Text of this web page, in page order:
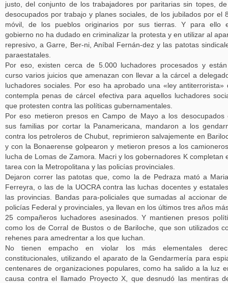
justo, del conjunto de los trabajadores por paritarias sin topes,
desocupados por trabajo y planes sociales, de los jubilados por el
móvil, de los pueblos originarios por sus tierras. Y para ello
gobierno no ha dudado en criminalizar la protesta y en utilizar al
represivo, a Garre, Ber-ni, Aníbal Fernán-dez y las patotas
paraestatales.
Por eso, existen cerca de 5.000 luchadores procesados y
curso varios juicios que amenazan con llevar a la cárcel a
luchadores sociales. Por eso ha aprobado una «ley antiterrorista»
contempla penas de cárcel efectiva para aquellos luchadores
que protesten contra las políticas gubernamentales.
Por eso metieron presos en Campo de Mayo a los desocupados
sus familias por cortar la Panamericana, mandaron a los
contra los petroleros de Chubut, reprimieron salvajemente en
y con la Bonaerense golpearon y metieron presos a los
lucha de Lomas de Zamora. Macri y los gobernadores K completan
tarea con la Metropolitana y las policías provinciales.
Dejaron correr las patotas que, como la de Pedraza mató a
Ferreyra, o las de la UOCRA contra las luchas docentes y
las provincias. Bandas para-policiales que sumadas al accionar
policías Federal y provinciales, ya llevan en los últimos tres años
25 compañeros luchadores asesinados. Y mantienen presos
como los de Corral de Bustos o de Bariloche, que son utilizados
rehenes para amedrentar a los que luchan.
No tienen empacho en violar los más elementales
constitucionales, utilizando el aparato de la Gendarmería para
centenares de organizaciones populares, como ha salido a la luz
causa contra el llamado Proyecto X, que desnudó las mentiras